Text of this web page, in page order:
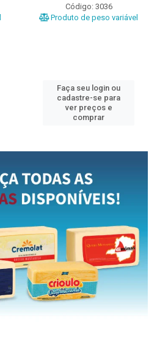
Código: 3036
Produto de peso variável
Faça seu login ou
cadastre-se para
ver preços e
comprar